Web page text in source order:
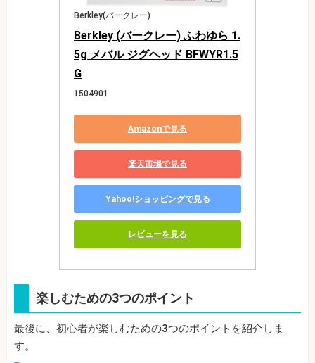
Berkley(バークレー)
Berkley (バークレー) ふわゆら 1.
5g メバル ジグヘッド BFWYR1.5
G
1504901
Amazonで見る
楽天市場で見る
Yahoo!ショッピングで見る
レビューを見る
楽しむための3つのポイント
最後に、初心者が楽しむための3つのポイントを紹介しま
す。